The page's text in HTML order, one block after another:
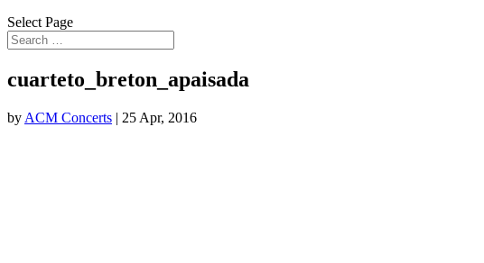
Select Page
cuarteto_breton_apaisada
by ACM Concerts | 25 Apr, 2016